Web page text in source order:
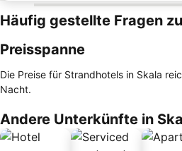
Häufig gestellte Fragen
Preisspanne
Die Preise für Strandhotels in Skala
Nacht.
Andere Unterkünfte in